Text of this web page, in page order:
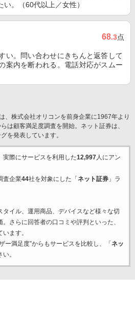
。（60代以上／女性）
68.3点
い。問い合わせにきちんと返答して
案内を断われる。電話対応がスムー
、株式会社オリコンを前身企業に1967年より
は顧客満足度調査を開始。ネット証券は、
を発表しています。
実際にサービスを利用した12,997人にアン
査企業44社を対象にした「 ネット証券」ラ
イル、運用商品、デバイスなど様々な切
。さらに回答者の口コミや評判といった、
ます。
ー満足度”からもサービスを比較し、「 ネッ
。